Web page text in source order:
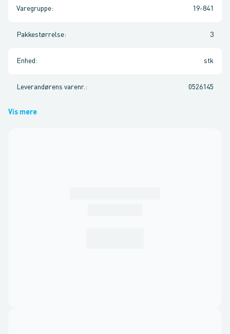
Varegruppe: 19-841
Pakkestørrelse: 3
Enhed : stk
Leverandørens varenr. : 0526145
Vis mere